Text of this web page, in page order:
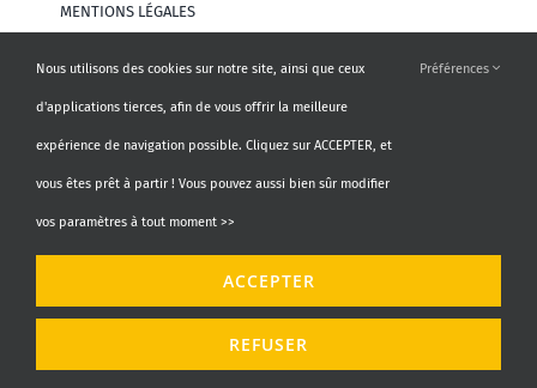
MENTIONS LÉGALES
CHARTE DE PROTECTION DES DONNÉES PERSONNELLES
RECHERCHE
Rechercher:
Nous utilisons des cookies sur notre site, ainsi que ceux
d'applications tierces, afin de vous offrir la meilleure
expérience de navigation possible. Cliquez sur ACCEPTER, et
vous êtes prêt à partir ! Vous pouvez aussi bien sûr modifier
vos paramètres à tout moment >>
Préférences
ACCEPTER
REFUSER